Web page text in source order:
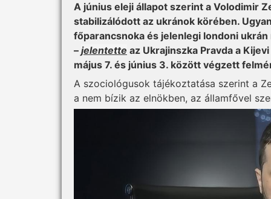
A június eleji állapot szerint a Volodimir
stabilizálódott az ukránok körében.
főparancsnoka és jelenlegi londoni
– jelentette az Ukrajinszka Pravda a
május 7. és június 3. között végzett
A szociológusok tájékoztatása szerint a
a nem bízik az elnökben, az államfővel